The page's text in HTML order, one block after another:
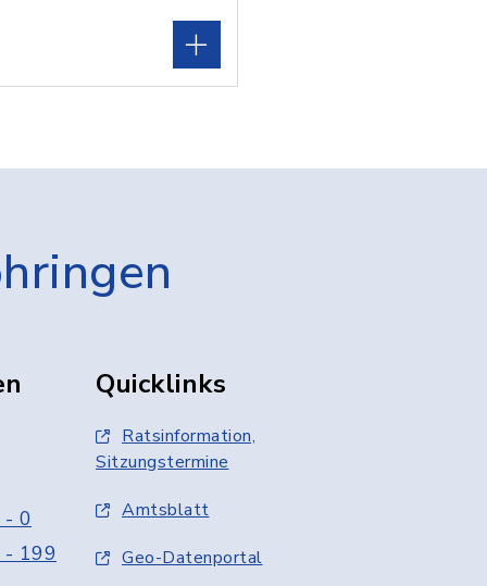
0
199
Quicklinks
Ratsinformation,
Sitzungstermine
Amtsblatt
Geo-Datenportal